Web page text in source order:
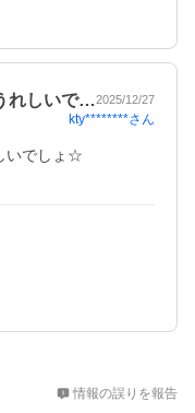
れしいで…2025/12/27
kty********さん
いでしょ☆
情報の誤りを報告